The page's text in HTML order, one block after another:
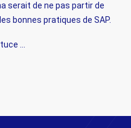
serait de ne pas partir de
bonnes pratiques de SAP.
…